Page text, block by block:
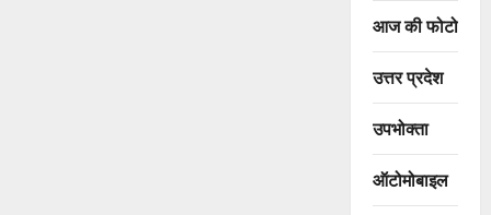
आज की फोटो
उत्तर प्रदेश
उपभोक्ता
ऑटोमोबाइल